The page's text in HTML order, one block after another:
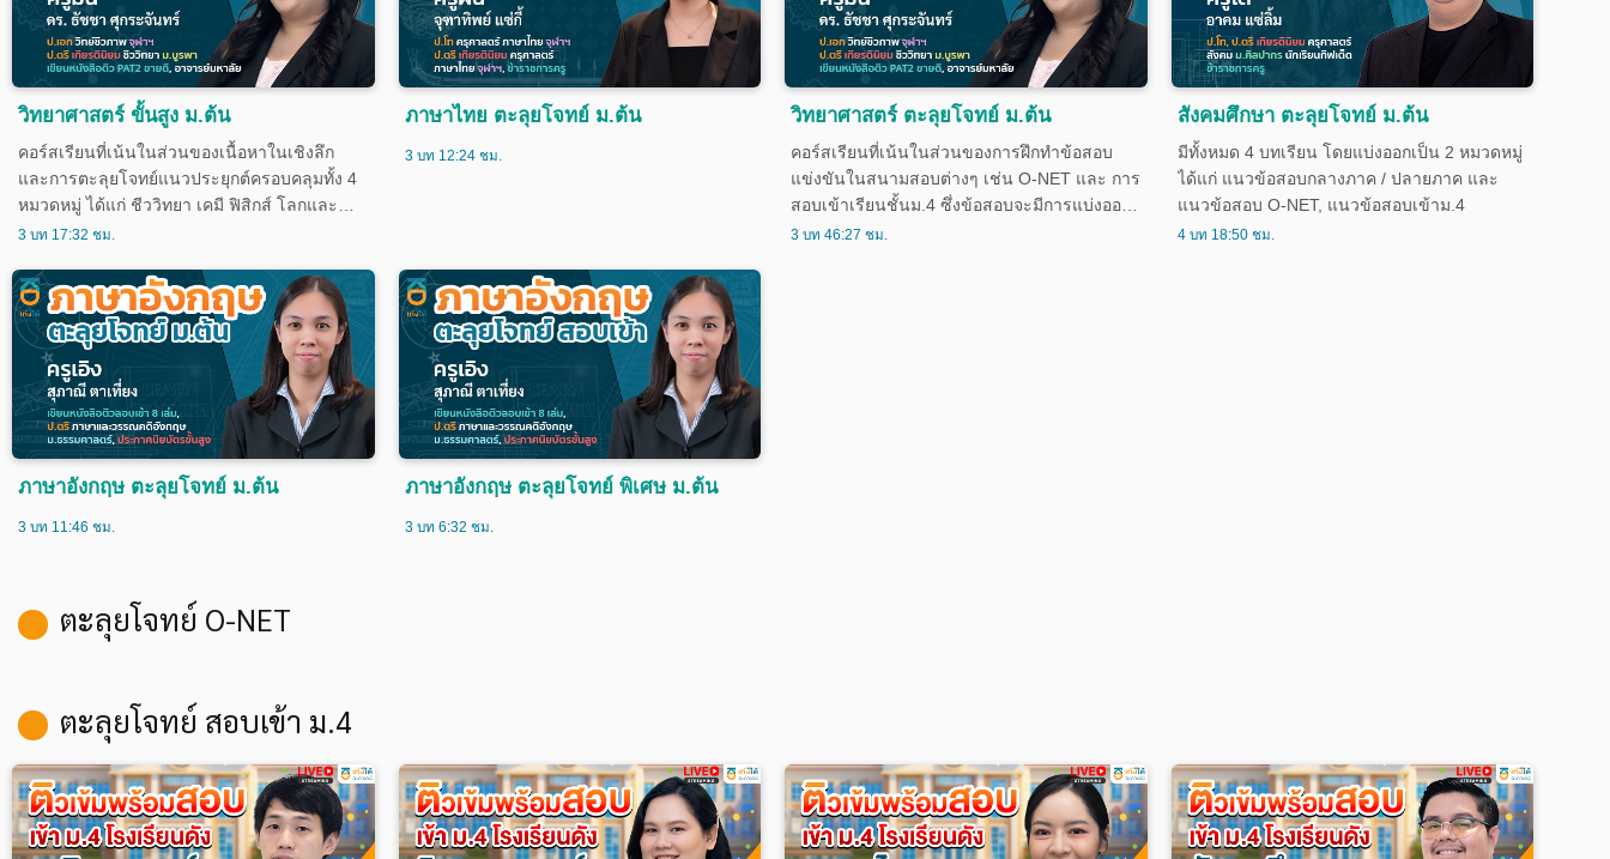
วิทยาศาสตร์ ขั้นสูง ม.ต้น
คอร์สเรียนที่เน้นในส่วนของเนื้อหาในเชิงลึก
และการตะลุยโจทย์แนวประยุกต์ครอบคลุมทั้ง 4
หมวดหมู่ ได้แก่ ชีววิทยา เคมี ฟิสิกส์ โลกและ
อวกาศเหมาะสำหรับนักเรียนชั้น ม.1-ม.3 ที่เรียน
3 บท 17:32 ชม.
ภาษาไทย ตะลุยโจทย์ ม.ต้น
3 บท 12:24 ชม.
วิทยาศาสตร์ ตะลุยโจทย์ ม.ต้น
คอร์สเรียนที่เน้นในส่วนของการฝึกทำข้อสอบ
แข่งขันในสนามสอบต่างๆ เช่น O-NET และ การ
สอบเข้าเรียนชั้นม.4 ซึ่งข้อสอบจะมีการแบ่งออก
เป็น 4 หมวดหมู่ ได้แก่ ชีววิทยา เคมี ฟิสิกส์ โลก
3 บท 46:27 ชม.
สังคมศึกษา ตะลุยโจทย์ ม.ต้น
มีทั้งหมด 4 บทเรียน โดยแบ่งออกเป็น 2 หมวดหมู่
ได้แก่ แนวข้อสอบกลางภาค / ปลายภาค และ
แนวข้อสอบ O-NET, แนวข้อสอบเข้าม.4
4 บท 18:50 ชม.
ภาษาอังกฤษ ตะลุยโจทย์ ม.ต้น
3 บท 11:46 ชม.
ภาษาอังกฤษ ตะลุยโจทย์ พิเศษ ม.ต้น
3 บท 6:32 ชม.
ตะลุยโจทย์ O-NET
ตะลุยโจทย์ สอบเข้า ม.4